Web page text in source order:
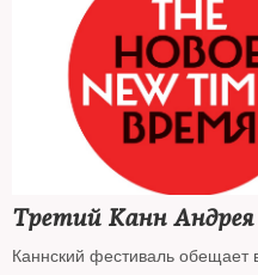
Третий Канн Андрея
Каннский фестиваль обещает